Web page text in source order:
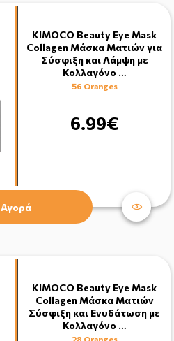
KIMOCO Beauty Eye Mask
Collagen Μάσκα Ματιών για
Σύσφιξη και Λάμψη με
Κολλαγόνο …
56 Oranges
6.99€
Αγορά
KIMOCO Beauty Eye Mask
Collagen Μάσκα Ματιών
Σύσφιξη και Ενυδάτωση με
Κολλαγόνο …
28 Oranges